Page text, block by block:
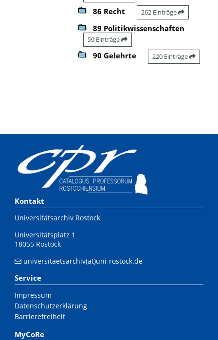
86 Recht 262 Einträge
89 Politikwissenschaften
59 Einträge
90 Gelehrte 220 Einträge
Kontakt
Universitätsarchiv Rostock
Universitätsplatz 1
18055 Rostock
universitaetsarchiv(at)uni-rostock.de
Service
Impressum
Datenschutzerklärung
Barrierefreiheit
MyCoRe